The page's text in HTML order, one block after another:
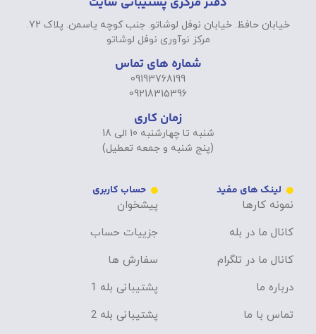
خیابان حافظ. خیابان نوفل لوشاتو. جنب کوچه یاسمن. پلاک 72.
مرکز نوآوری نوفل لوشاتو
شماره های تماس
09193768199
09218315396
زمان کاری
شنبه تا چهارشنبه 10 الی 18
(پنج شنبه و جمعه تعطیل)
لینک های مفید
نمونه کارها
کانال ما در بله
کانال ما در تلگرام
درباره ما
تماس با ما
حساب کاربری
پیشخوان
جزییات حساب
سفارش ها
پشتیبانی بله 1
پشتیبانی بله 2